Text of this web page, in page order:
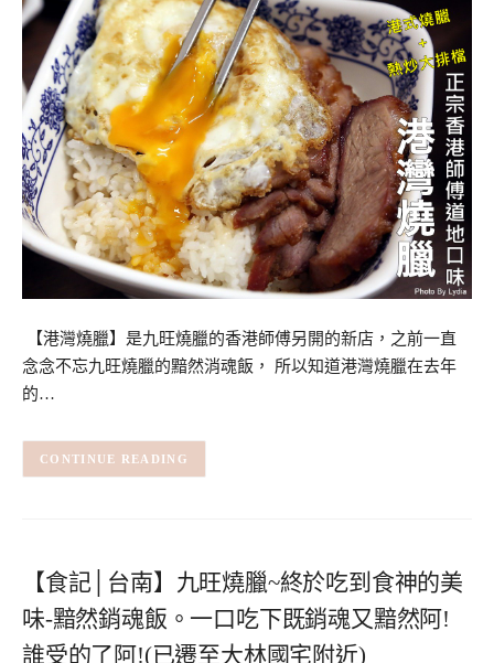
【港灣燒臘】是九旺燒臘的香港師傅另開的新店，之前一直
念念不忘九旺燒臘的黯然消魂飯， 所以知道港灣燒臘在去年
的…
CONTINUE READING
【食記│台南】九旺燒臘~終於吃到食神的美
味-黯然銷魂飯。一口吃下既銷魂又黯然阿!
誰受的了阿!(已遷至大林國宅附近)